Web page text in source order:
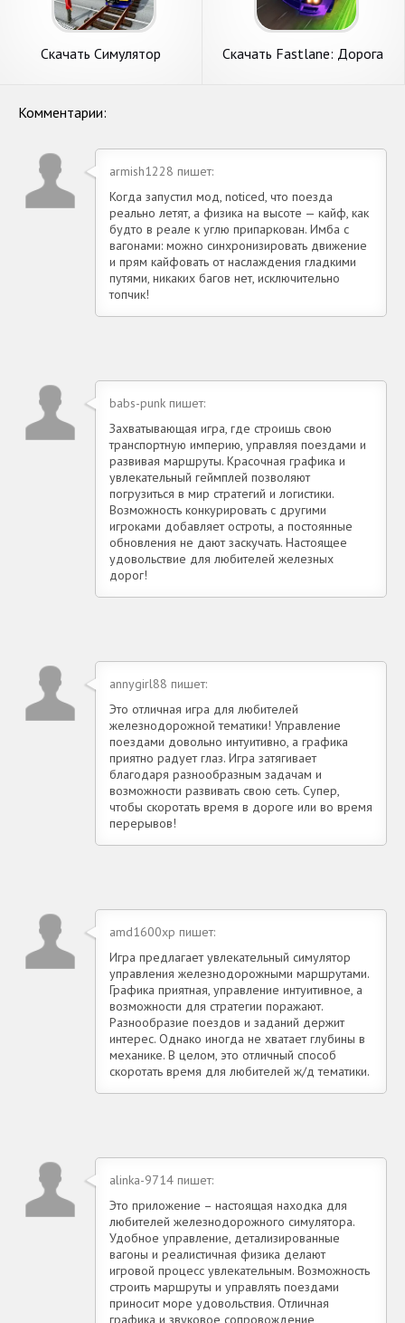
Скачать Симулятор
Скачать Fastlane: Дорога
Комментарии:
armish1228 пишет:
Когда запустил мод, noticed, что поезда
реально летят, а физика на высоте — кайф, как
будто в реале к углю припаркован. Имба с
вагонами: можно синхронизировать движение
и прям кайфовать от наслаждения гладкими
путями, никаких багов нет, исключительно
топчик!
babs-punk пишет:
Захватывающая игра, где строишь свою
транспортную империю, управляя поездами и
развивая маршруты. Красочная графика и
увлекательный геймплей позволяют
погрузиться в мир стратегий и логистики.
Возможность конкурировать с другими
игроками добавляет остроты, а постоянные
обновления не дают заскучать. Настоящее
удовольствие для любителей железных
дорог!
annygirl88 пишет:
Это отличная игра для любителей
железнодорожной тематики! Управление
поездами довольно интуитивно, а графика
приятно радует глаз. Игра затягивает
благодаря разнообразным задачам и
возможности развивать свою сеть. Супер,
чтобы скоротать время в дороге или во время
перерывов!
amd1600xp пишет:
Игра предлагает увлекательный симулятор
управления железнодорожными маршрутами.
Графика приятная, управление интуитивное, а
возможности для стратегии поражают.
Разнообразие поездов и заданий держит
интерес. Однако иногда не хватает глубины в
механике. В целом, это отличный способ
скоротать время для любителей ж/д тематики.
alinka-9714 пишет:
Это приложение – настоящая находка для
любителей железнодорожного симулятора.
Удобное управление, детализированные
вагоны и реалистичная физика делают
игровой процесс увлекательным. Возможность
строить маршруты и управлять поездами
приносит море удовольствия. Отличная
графика и звуковое сопровождение